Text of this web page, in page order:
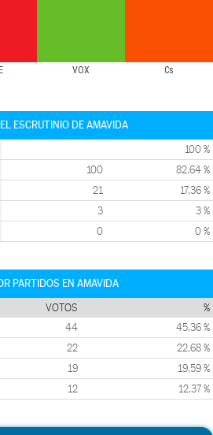
VOX Cs
ESCRUTINIO DE AMAVIDA
100 %
100 82,64 %
21 17,36 %
3 3 %
0 0 %
PARTIDOS EN AMAVIDA
VOTOS %
44 45,36 %
22 22,68 %
19 19,59 %
12 12,37 %